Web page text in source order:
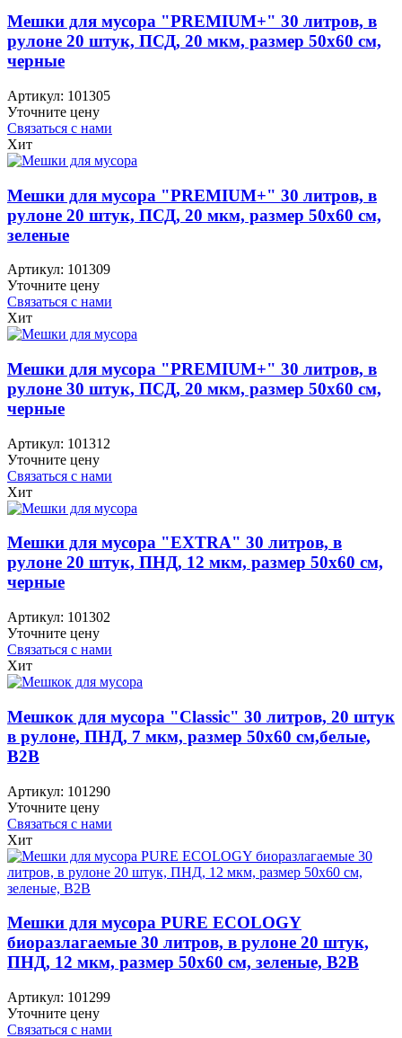
Мешки для мусора "PREMIUM+" 30 литров, в
рулоне 20 штук, ПСД, 20 мкм, размер 50х60 см,
черные
Артикул: 101305
Уточните цену
Связаться с нами
Хит
Мешки для мусора "PREMIUM+" 30 литров, в
рулоне 20 штук, ПСД, 20 мкм, размер 50х60 см,
зеленые
Артикул: 101309
Уточните цену
Связаться с нами
Хит
Мешки для мусора "PREMIUM+" 30 литров, в
рулоне 30 штук, ПСД, 20 мкм, размер 50х60 см,
черные
Артикул: 101312
Уточните цену
Связаться с нами
Хит
Мешки для мусора "EXTRA" 30 литров, в
рулоне 20 штук, ПНД, 12 мкм, размер 50х60 см,
черные
Артикул: 101302
Уточните цену
Связаться с нами
Хит
Мешкок для мусора "Classic" 30 литров, 20 штук
в рулоне, ПНД, 7 мкм, размер 50х60 см,белые,
B2B
Артикул: 101290
Уточните цену
Связаться с нами
Хит
Мешки для мусора PURE ECOLOGY
биоразлагаемые 30 литров, в рулоне 20 штук,
ПНД, 12 мкм, размер 50х60 см, зеленые, B2B
Артикул: 101299
Уточните цену
Связаться с нами